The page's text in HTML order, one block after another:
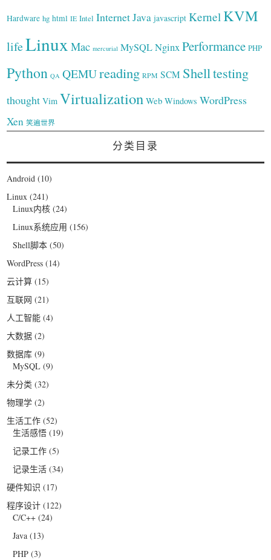
Hardware hg html IE Intel InternetJava javascript Kernel KVM
lifeLinux Mac mercurial MySQLNginx Performance PHP
Python QA QEMUreading RPM SCM Shelltesting
thought Vim Virtualization Web Windows WordPress
Xen 笑遍世界
分类目录
Android (10)
Linux (241)
Linux内核 (24)
Linux系统应用 (156)
Shell脚本 (50)
WordPress (14)
云计算 (15)
互联网 (21)
人工智能 (4)
大数据 (2)
数据库 (9)
MySQL (9)
未分类 (32)
物理学 (2)
生活工作 (52)
生活感悟 (19)
记录工作 (5)
记录生活 (34)
硬件知识 (17)
程序设计 (122)
C/C++ (24)
Java (13)
PHP (3)